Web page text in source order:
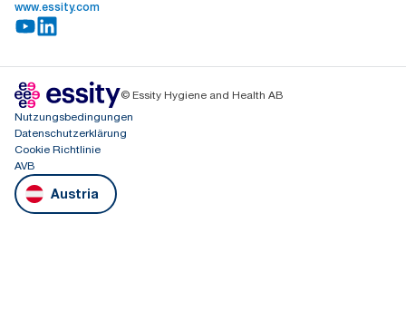
www.essity.com
© Essity Hygiene and Health AB
Nutzungsbedingungen
Datenschutzerklärung
Cookie Richtlinie
AVB
Austria